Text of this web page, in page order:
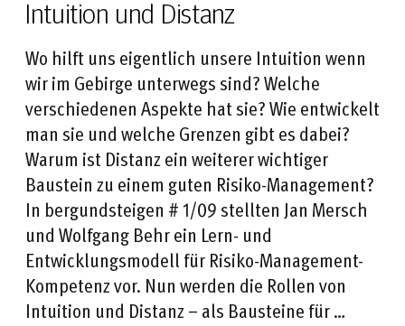
Intuition und Distanz
Wo hilft uns eigentlich unsere Intuition wenn
wir im Gebirge unterwegs sind? Welche
verschiedenen Aspekte hat sie? Wie entwickelt
man sie und welche Grenzen gibt es dabei?
Warum ist Distanz ein weiterer wichtiger
Baustein zu einem guten Risiko-Management?
In bergundsteigen # 1/09 stellten Jan Mersch
und Wolfgang Behr ein Lern- und
Entwicklungsmodell für Risiko-Management-
Kompetenz vor. Nun werden die Rollen von
Intuition und Distanz – als Bausteine für …